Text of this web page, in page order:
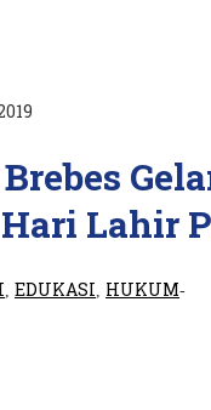
Lahir
EDUKASI HUKUM-